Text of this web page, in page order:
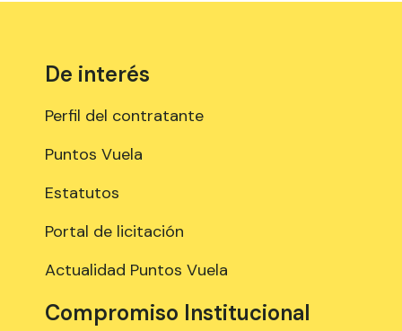
De interés
Perfil del contratante
Puntos Vuela
Estatutos
Portal de licitación
Actualidad Puntos Vuela
Compromiso Institucional